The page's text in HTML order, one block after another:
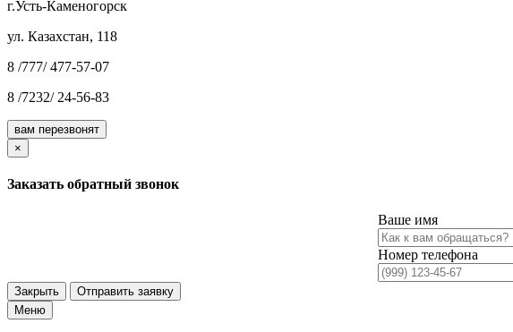
г.Усть-Каменогорск
ул. Казахстан, 118
8 /777/ 477-57-07
8 /7232/ 24-56-83
вам перезвонят
×
Заказать обратный звонок
Ваше имя
Номер телефона
Закрыть
Меню